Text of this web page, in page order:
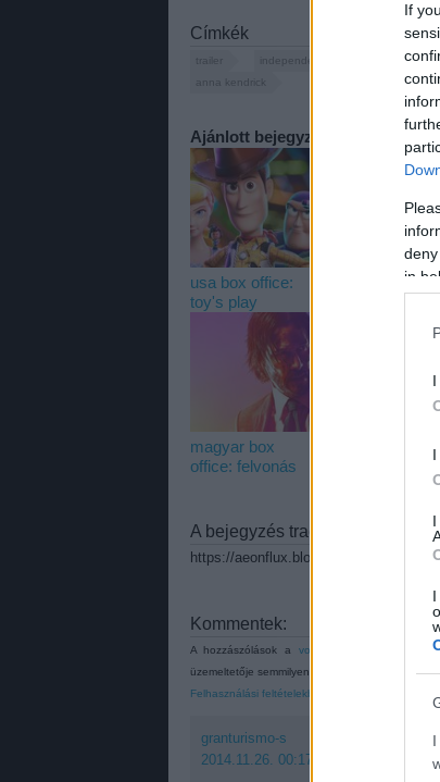
If
in
Címkék
trailer independent
anna kendrick
Ajánlott bejegyzések:
usa box office:
toy's play
usa box office:
magyar box
office: felvonás
A bejegyzés trackback címe:
https://aeonflux.blog.hu/api/trackback/
Kommentek:
A hozzászólások a vonatkozó jogszabályok
üzemeltetője semmilyen felelősséget nem
Felhasználási feltételekben
granturismo-s
2014.11.26. 00:17:13